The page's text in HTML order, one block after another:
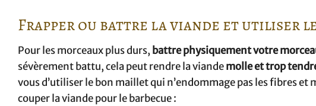
Frapper ou battre la viande et utiliser
Pour les morceaux plus durs,battre physiquement votre
sévèrement battu, cela peut rendre la viandemolle et trop
vous d’utiliser le bon maillet qui n’endommage pas les fibres
couper la viande pour le barbecue :